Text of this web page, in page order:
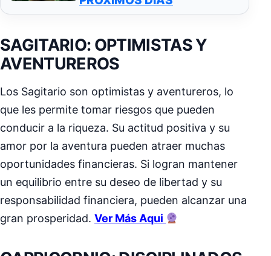
SAGITARIO: OPTIMISTAS Y
AVENTUREROS
Los Sagitario son optimistas y aventureros, lo
que les permite tomar riesgos que pueden
conducir a la riqueza. Su actitud positiva y su
amor por la aventura pueden atraer muchas
oportunidades financieras. Si logran mantener
un equilibrio entre su deseo de libertad y su
responsabilidad financiera, pueden alcanzar una
gran prosperidad. Ver Más Aqui